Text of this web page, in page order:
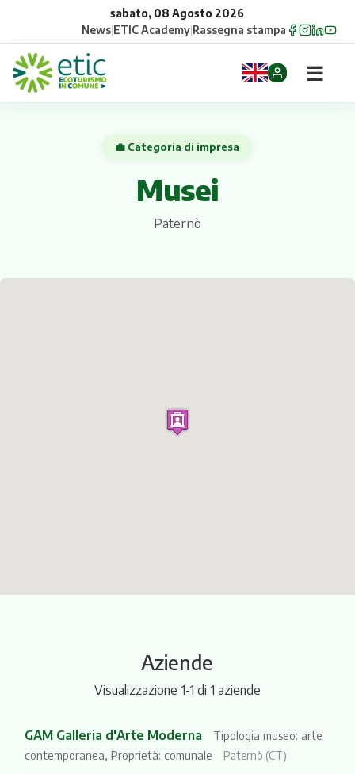
sabato, 08 Agosto 2026
News|ETIC Academy|Rassegna stampa
Gruppi
☰
💼 Categoria di impresa
Musei
Paternò
Aziende
Visualizzazione 1-1 di 1 aziende
GAM Galleria d'Arte Moderna
Tipologia museo: arte
contemporanea, Proprietà: comunale
Paternò (CT)